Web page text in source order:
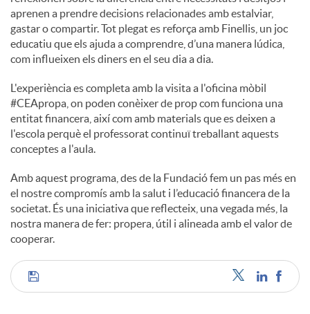
aprenen a prendre decisions relacionades amb estalviar,
gastar o compartir. Tot plegat es reforça amb Finellis, un joc
educatiu que els ajuda a comprendre, d’una manera lúdica,
com influeixen els diners en el seu dia a dia.
L'experiència es completa amb la visita a l'oficina mòbil
#CEApropa, on poden conèixer de prop com funciona una
entitat financera, així com amb materials que es deixen a
l'escola perquè el professorat continuï treballant aquests
conceptes a l'aula.
Amb aquest programa, des de la Fundació fem un pas més en
el nostre compromís amb la salut i l’educació financera de la
societat. És una iniciativa que reflecteix, una vegada més, la
nostra manera de fer: propera, útil i alineada amb el valor de
cooperar.
C